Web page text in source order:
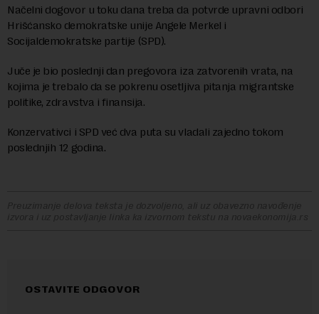
Načelni dogovor u toku dana treba da potvrde upravni odbori
Hrišćansko demokratske unije Angele Merkel i
Socijaldemokratske partije (SPD).
Juče je bio poslednji dan pregovora iza zatvorenih vrata, na
kojima je trebalo da se pokrenu osetljiva pitanja migrantske
politike, zdravstva i finansija.
Konzervativci i SPD već dva puta su vladali zajedno tokom
poslednjih 12 godina.
Preuzimanje delova teksta je dozvoljeno, ali uz obavezno navođenje
izvora i uz postavljanje linka ka izvornom tekstu na novaekonomija.rs
OSTAVITE ODGOVOR